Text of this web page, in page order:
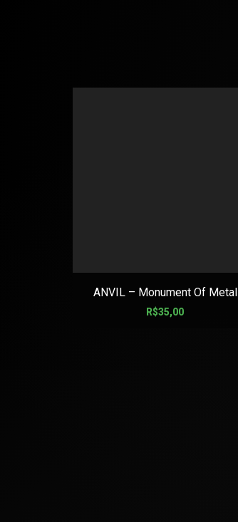
ANVIL – Monument Of Metal
R$35,00